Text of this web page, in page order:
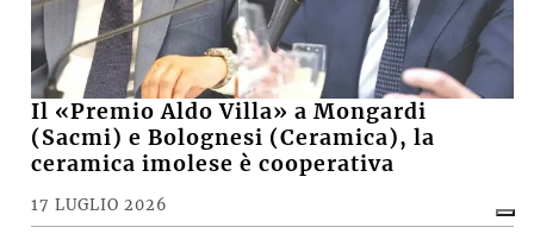
Il «Premio Aldo Villa» a Mongardi
(Sacmi) e Bolognesi (Ceramica), la
ceramica imolese è cooperativa
17 LUGLIO 2026